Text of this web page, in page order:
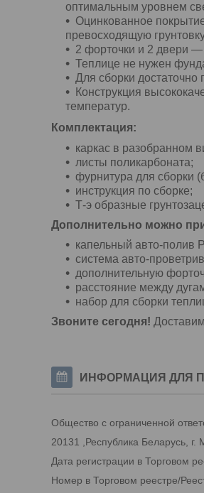
оптимальным уровнем
Оцинкованное
превосходящую
2 форточки и 2 двери —
Теплице не нужен
Для сборки достаточно
Конструкция
температур.
Комплектация:
каркас в разобранном
листы поликарбоната;
фурнитура для сборки
инструкция по сборке;
Т-э образные
Дополнительно можно
капельный авто-полив
система авто-
дополнительную
расстояние между
набор для сборки
Звоните сегодня!
ИНФОРМАЦИЯ ДЛЯ
Общество с ограниченной
20131 ,Республика Беларусь,
Дата регистрации в Торговом
Номер в Торговом реестре/